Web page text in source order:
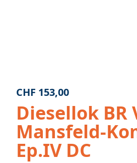
CHF 153,00
Diesellok BR
Mansfeld-
Ep.IV DC